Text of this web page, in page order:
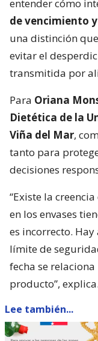
entender cómo
de vencimiento
una distinción
evitar el
transmitida por
Para Oriana
Dietética de la
Viña del Mar,
tanto para
decisiones
“Existe la
en los envases
es incorrecto.
límite de
fecha se
producto”, explica.
Lee también...